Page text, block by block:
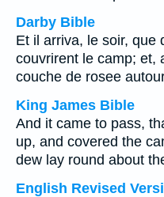
Darby Bible
Et il arriva, le soir, que
couvrirent le camp; et,
couche de rosee
King James Bible
And it came to pass,
up, and covered the
dew lay round about
English Revised